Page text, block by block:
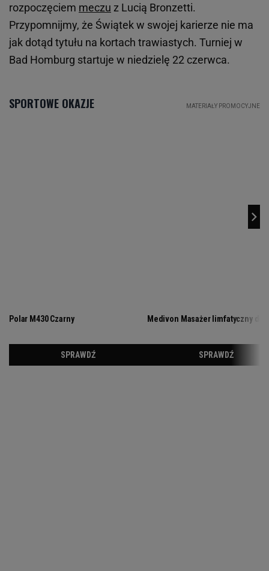
rozpoczęciem meczu z Lucią Bronzetti.
Przypomnijmy, że Świątek w swojej karierze nie ma
jak dotąd tytułu na kortach trawiastych. Turniej w
Bad Homburg startuje w niedzielę 22 czerwca.